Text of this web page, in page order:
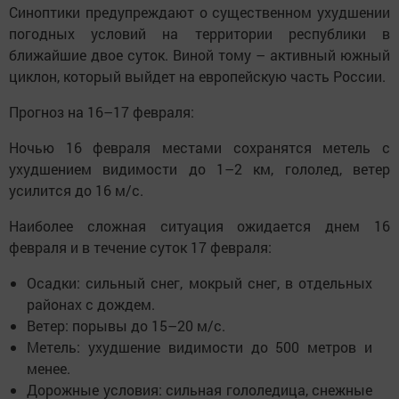
Синоптики предупреждают о существенном ухудшении
погодных условий на территории республики в
ближайшие двое суток. Виной тому – активный южный
циклон, который выйдет на европейскую часть России.
Прогноз на 16–17 февраля:
Ночью 16 февраля местами сохранятся метель с
ухудшением видимости до 1–2 км, гололед, ветер
усилится до 16 м/с.
Наиболее сложная ситуация ожидается днем 16
февраля и в течение суток 17 февраля:
Осадки: сильный снег, мокрый снег, в отдельных
районах с дождем.
Ветер: порывы до 15–20 м/с.
Метель: ухудшение видимости до 500 метров и
менее.
Дорожные условия: сильная гололедица, снежные